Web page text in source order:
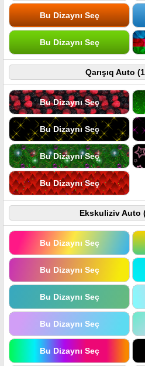
Bu Dizaynı Seç
Bu Dizaynı Seç
Qarışıq Auto
Bu Dizaynı Seç
Bu Dizaynı Seç
Bu Dizaynı Seç
Bu Dizaynı Seç
Ekskuliziv Auto
Bu Dizaynı Seç
Bu Dizaynı Seç
Bu Dizaynı Seç
Bu Dizaynı Seç
Bu Dizaynı Seç